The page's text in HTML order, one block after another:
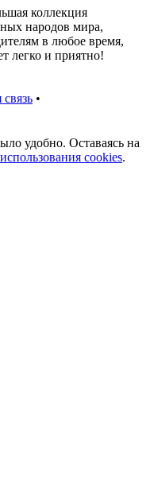
коллекция
народов мира,
в любое время,
легко и приятно!
•
удобно. Оставаясь на
cookies.